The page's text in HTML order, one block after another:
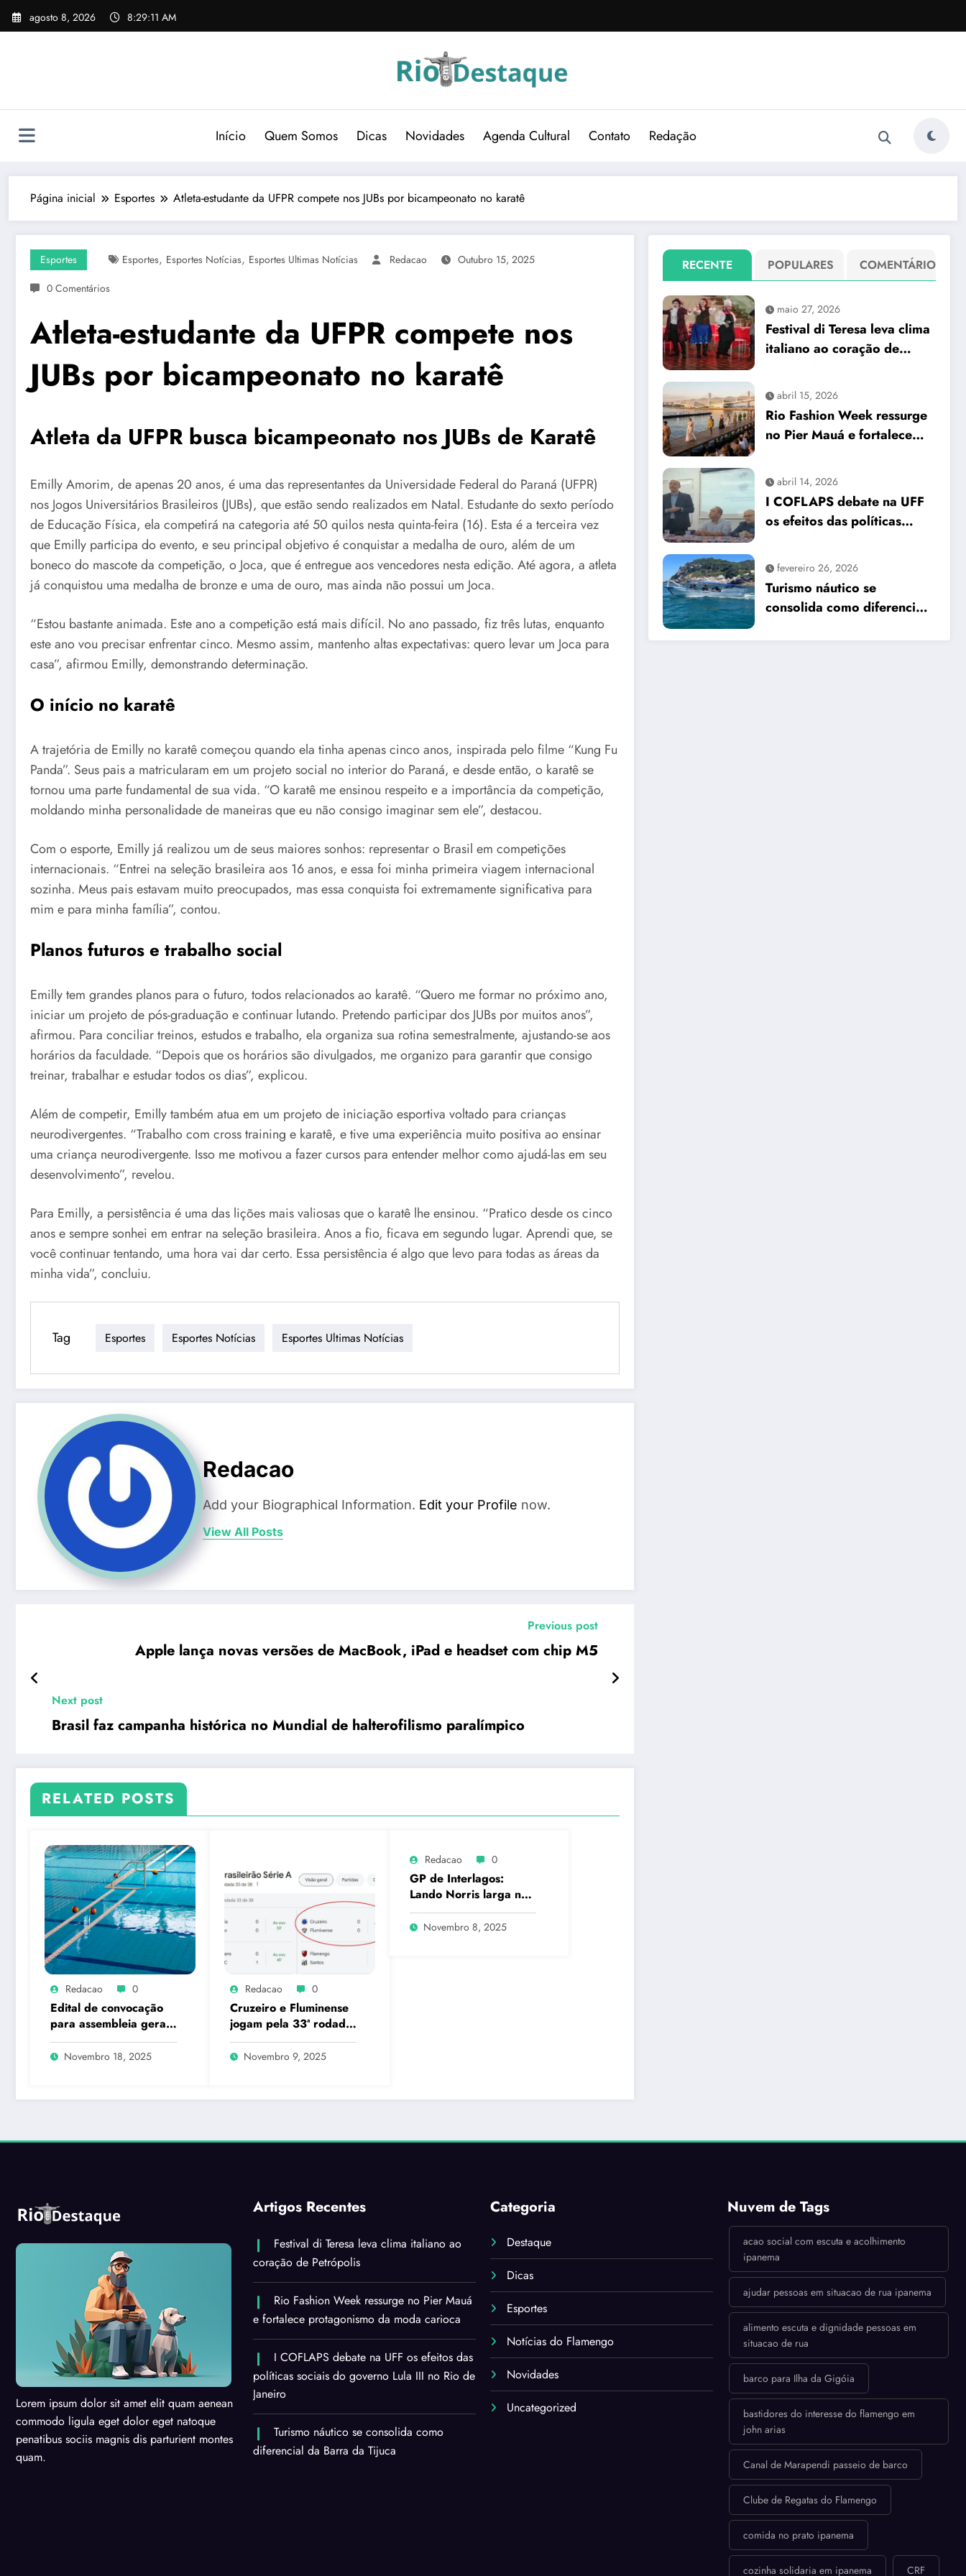
Pular
para
agosto 8, 2026 8:29:12 AM
Início Quem Somos Dicas Novidades Agenda Cultural Contato Redação
Página inicial Esportes Atleta-estudante da UFPR compete nos JUBs por bicampeonato no karatê
Esportes Esportes, Esportes Notícias, Esportes Ultimas Notícias Redacao
Outubro 15, 2025
0 Comentários
Atleta-estudante da UFPR compete nos
JUBs por bicampeonato no karatê
Atleta da UFPR busca bicampeonato nos JUBs de Karatê
Emilly Amorim, de apenas 20 anos, é uma das representantes da Universidade Federal do Paraná (UFPR)
nos Jogos Universitários Brasileiros (JUBs), que estão sendo realizados em Natal. Estudante do sexto período
de Educação Física, ela competirá na categoria até 50 quilos nesta quinta-feira (16). Esta é a terceira vez
que Emilly participa do evento, e seu principal objetivo é conquistar a medalha de ouro, além de um
boneco do mascote da competição, o Joca, que é entregue aos vencedores nesta edição. Até agora, a atleta
já conquistou uma medalha de bronze e uma de ouro, mas ainda não possui um Joca.
“Estou bastante animada. Este ano a competição está mais difícil. No ano passado, fiz três lutas, enquanto
este ano vou precisar enfrentar cinco. Mesmo assim, mantenho altas expectativas: quero levar um Joca para
casa”, afirmou Emilly, demonstrando determinação.
O início no karatê
A trajetória de Emilly no karatê começou quando ela tinha apenas cinco anos, inspirada pelo filme “Kung Fu
Panda”. Seus pais a matricularam em um projeto social no interior do Paraná, e desde então, o karatê se
tornou uma parte fundamental de sua vida. “O karatê me ensinou respeito e a importância da competição,
moldando minha personalidade de maneiras que eu não consigo imaginar sem ele”, destacou.
Com o esporte, Emilly já realizou um de seus maiores sonhos: representar o Brasil em competições
internacionais. “Entrei na seleção brasileira aos 16 anos, e essa foi minha primeira viagem internacional
sozinha. Meus pais estavam muito preocupados, mas essa conquista foi extremamente significativa para
mim e para minha família”, contou.
Planos futuros e trabalho social
Emilly tem grandes planos para o futuro, todos relacionados ao karatê. “Quero me formar no próximo ano,
iniciar um projeto de pós-graduação e continuar lutando. Pretendo participar dos JUBs por muitos anos”,
afirmou. Para conciliar treinos, estudos e trabalho, ela organiza sua rotina semestralmente, ajustando-se aos
horários da faculdade. “Depois que os horários são divulgados, me organizo para garantir que consigo
treinar, trabalhar e estudar todos os dias”, explicou.
Além de competir, Emilly também atua em um projeto de iniciação esportiva voltado para crianças
neurodivergentes. “Trabalho com cross training e karatê, e tive uma experiência muito positiva ao ensinar
uma criança neurodivergente. Isso me motivou a fazer cursos para entender melhor como ajudá-las em seu
desenvolvimento”, revelou.
Para Emilly, a persistência é uma das lições mais valiosas que o karatê lhe ensinou. “Pratico desde os cinco
anos e sempre sonhei em entrar na seleção brasileira. Anos a fio, ficava em segundo lugar. Aprendi que, se
você continuar tentando, uma hora vai dar certo. Essa persistência é algo que levo para todas as áreas da
minha vida”, concluiu.
Tag Esportes Esportes Notícias Esportes Ultimas Notícias
Redacao
Add your Biographical Information. Edit your Profile now.
View All Posts
Previous post
Apple lança novas versões de MacBook, iPad e headset com chip M5
Next post
Brasil faz campanha histórica no Mundial de halterofilismo paralímpico
RELATED POSTS
Redacao 0
Edital de convocação
para assembleia geral
de fundação da
federação de esportes
FESARJ
Novembro 18, 2025
Redacao 0
Cruzeiro e Fluminense
jogam pela 33ª rodada
do Campeonato
Brasileiro
Novembro 9, 2025
Redacao 0
GP de Interlagos:
Lando Norris larga na
pole position no
domingo
Novembro 8, 2025
RECENTE POPULARES COMENTÁRIO
maio 27, 2026
Festival di Teresa leva clima
italiano ao coração de
abril 15, 2026
Rio Fashion Week ressurge
no Pier Mauá e fortalece
carioca
abril 14, 2026
I COFLAPS debate na UFF
os efeitos das políticas
no Rio de Janeiro
fevereiro 26, 2026
Turismo náutico se
consolida como diferencial
Lorem ipsum dolor sit amet elit quam aenean
commodo ligula eget dolor eget natoque
penatibus sociis magnis dis parturient montes
quam.
Artigos Recentes
Festival di Teresa leva clima italiano ao
coração de Petrópolis
Rio Fashion Week ressurge no Pier Mauá
e fortalece protagonismo da moda carioca
I COFLAPS debate na UFF os efeitos das
políticas sociais do governo Lula III no Rio de
Janeiro
Turismo náutico se consolida como
diferencial da Barra da Tijuca
Categoria
Destaque
Dicas
Esportes
Notícias do Flamengo
Novidades
Uncategorized
Nuvem de Tags
acao social com escuta e acolhimento
ipanema
ajudar pessoas em situacao de rua ipanema
alimento escuta e dignidade pessoas em
situacao de rua
barco para Ilha da Gigóia
bastidores do interesse do flamengo em
john arias
Canal de Marapendi passeio de barco
Clube de Regatas do Flamengo
comida no prato ipanema
cozinha solidaria em ipanema CRF